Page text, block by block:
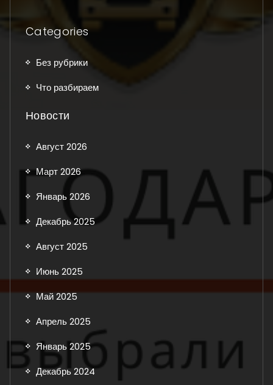
Categories
Без рубрики
Что разбираем
Новости
Август 2026
Март 2026
Январь 2026
Декабрь 2025
Август 2025
Июнь 2025
Май 2025
Апрель 2025
Январь 2025
Декабрь 2024